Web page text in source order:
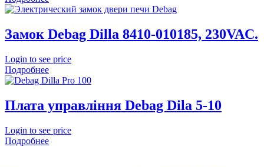
Замок Debag Dilla 8410-010185, 230VAC.
Login to see price
Подробнее
Плата управління Debag Dila 5-10
Login to see price
Подробнее